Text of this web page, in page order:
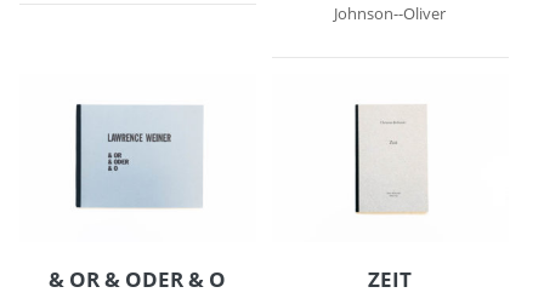
Johnson--Oliver
& OR & ODER & O ZEIT